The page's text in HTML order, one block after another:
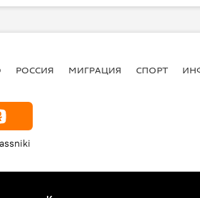
РОССИЯ МИГРАЦИЯ СПОРТ